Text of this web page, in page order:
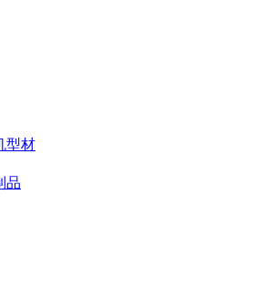
型材
品